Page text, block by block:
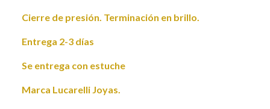
Cierre de presión. Terminación en brillo.
Entrega 2-3 días
Se entrega con estuche
Marca Lucarelli Joyas.